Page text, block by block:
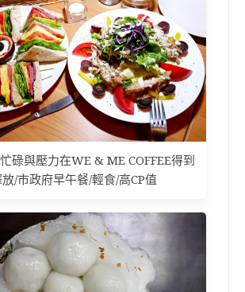
碌與壓力在WE & ME COFFEE得到
/市政府早午餐/輕食/高CP值